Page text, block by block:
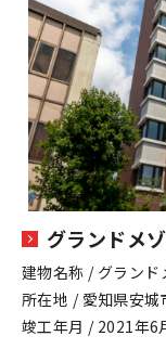
グランドメ
建物名称 / グランド
所在地 / 愛知県安城
竣工年月 / 2021年6